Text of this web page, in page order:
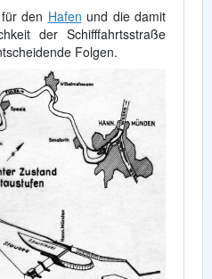
den Hafen und die damit
der Schifffahrtsstraße
Folgen.